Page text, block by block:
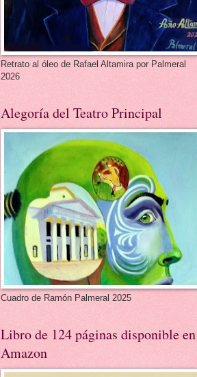
Retrato al óleo de Rafael Altamira por Palmeral
2026
Alegoría del Teatro Principal
Cuadro de Ramón Palmeral 2025
Libro de 124 páginas disponible en
Amazon